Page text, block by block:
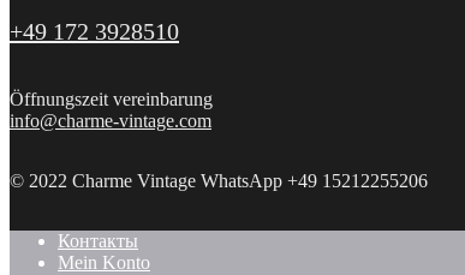
+49 172 3928510
Öffnungszeit vereinbarung
info@charme-vintage.com
© 2022 Charme Vintage WhatsApp +49 15212255206
Контакты
Mein Konto